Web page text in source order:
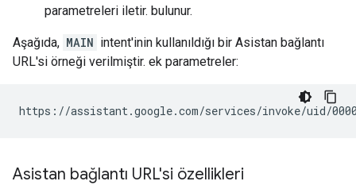
parametreleri iletir. bulunur.
Aşağıda, MAIN intent'inin kullanıldığı bir Asistan bağlantı
URL'si örneği verilmiştir. ek parametreler:
Asistan bağlantı URL'si özellikleri